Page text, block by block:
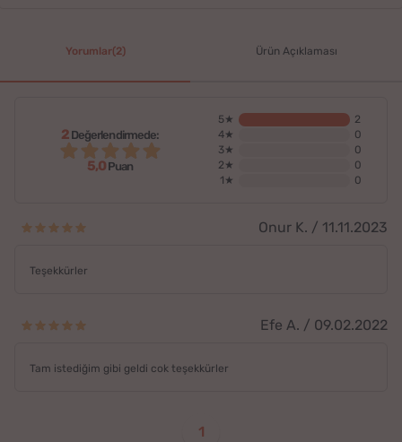
Yorumlar(2) Ürün Açıklaması
2Değerlendirmede:
5,0Puan
5★
2
4★
0
3★
0
2★
0
1★
0
Onur K. / 11.11.2023
Teşekkürler
Efe A. / 09.02.2022
Tam istediğim gibi geldi cok teşekkürler
1